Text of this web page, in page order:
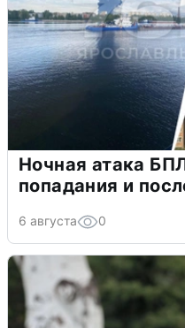
Ночная атака
попадания и
6 августа 0